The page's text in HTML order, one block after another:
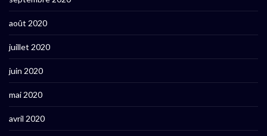
août 2020
juillet 2020
juin 2020
mai 2020
avril 2020